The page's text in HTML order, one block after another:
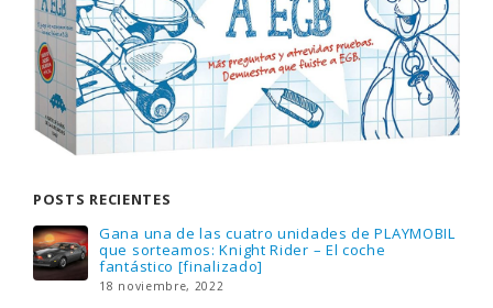
POSTS RECIENTES
Gana una de las cuatro unidades de PLAYMOBIL
que sorteamos: Knight Rider – El coche
fantástico [finalizado]
18 noviembre, 2022